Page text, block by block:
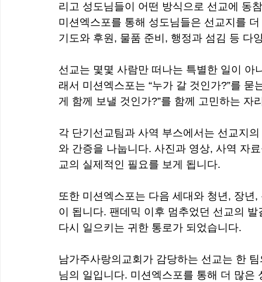
리고 성도님들이 어떤 방식으로 선교에 동
미션엑스포를 통해 성도님들은 선교지를
기도와 후원, 물품 준비, 행정과 섬김 등 다
선교는 몇몇 사람만 떠나는 특별한 일이 아
래서 미션엑스포는 “누가 갈 것인가?”를
게 함께 보낼 것인가?”를 함께 고민하는 자
각 단기선교팀과 사역 부스에서는 선교지
와 간증을 나눕니다. 사진과 영상, 사역 자
교의 실제적인 필요를 보게 됩니다.
또한 미션엑스포는 다음 세대와 청년, 장년
이 됩니다. 팬데믹 이후 멈추었던 선교의
다시 일으키는 귀한 통로가 되었습니다.
남가주사랑의교회가 감당하는 선교는 한
님의 일입니다. 미션엑스포를 통해 더 많